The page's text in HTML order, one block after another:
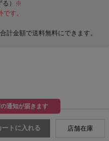
）
※
す。
計金額で送料無料にできます。
通知が届きます
ートに入れる 店舗在庫